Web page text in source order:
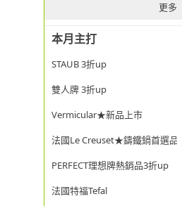
更多
本月主打
STAUB 3折up
雙人牌 3折up
Vermicular★新品上市
法國Le Creuset★鑄鐵鍋首選品牌
PERFECT理想牌熱銷品3折up
法國特福Tefal